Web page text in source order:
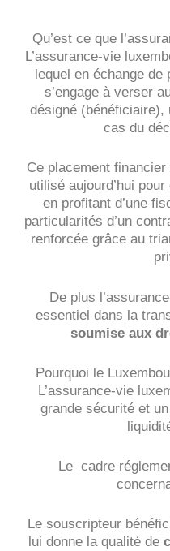
Qu’est ce que
L’assurance-vie
lequel en échange
s’engage à verser
désigné (bénéficiaire),
cas du
Ce placement
utilisé aujourd’hui
en profitant d’une
particularités d’un
renforcée grâce au
De plus
essentiel dans la
soumise aux
Pourquoi le
L’assurance-vie
grande sécurité et
Le cadre
Le souscripteur
lui donne la qualité de